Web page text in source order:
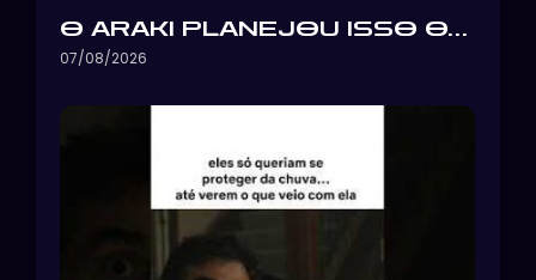
O ARAKI PLANEJOU ISSO O…
07/08/2026